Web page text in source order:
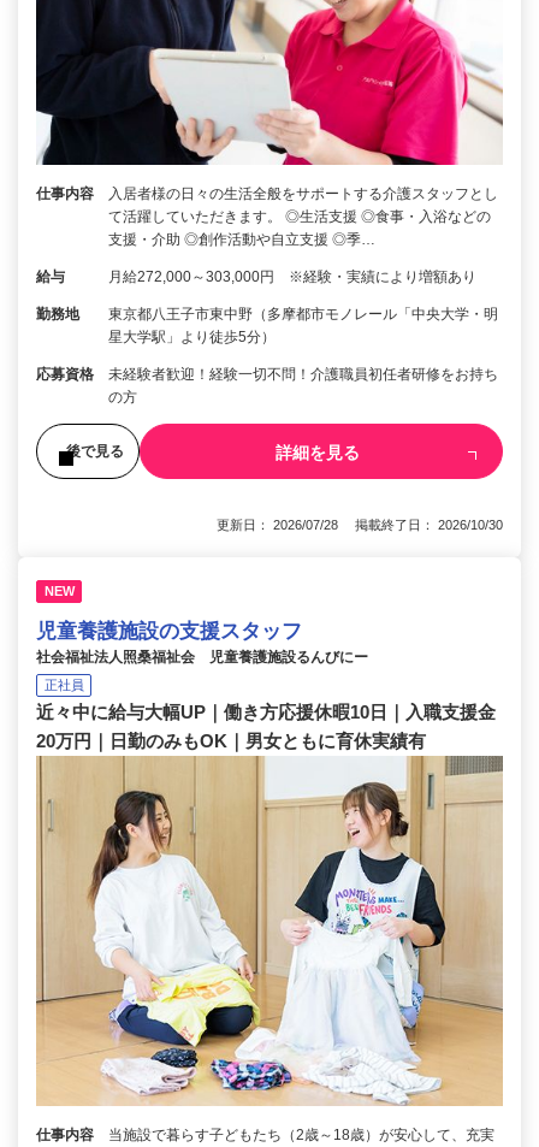
仕事内容
入居者様の日々の生活全般をサポートする介護スタッフとし
て活躍していただきます。 ◎生活支援 ◎食事・入浴などの
支援・介助 ◎創作活動や自立支援 ◎季…
給与 月給272,000～303,000円 ※経験・実績により増額あり
勤務地
東京都八王子市東中野（多摩都市モノレール「中央大学・明
星大学駅」より徒歩5分）
応募資格
未経験者歓迎！経験一切不問！介護職員初任者研修をお持ち
の方
後で見る 詳細を見る
更新日： 2026/07/28 掲載終了日： 2026/10/30
NEW
児童養護施設の支援スタッフ
社会福祉法人照桑福祉会 児童養護施設るんびにー
正社員
近々中に給与大幅UP｜働き方応援休暇10日｜入職支援金
20万円｜日勤のみもOK｜男女ともに育休実績有
仕事内容 当施設で暮らす子どもたち（2歳～18歳）が安心して、充実